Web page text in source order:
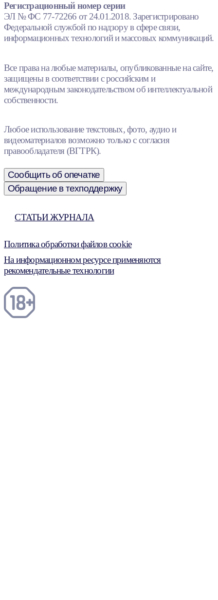
Регистрационный номер серии
ЭЛ № ФС 77-72266 от 24.01.2018. Зарегистрировано
Федеральной службой по надзору в сфере связи,
информационных технологий и массовых коммуникаций.
Все права на любые материалы, опубликованные на сайте,
защищены в соответствии с российским и
международным законодательством об интеллектуальной
собственности.
Любое использование текстовых, фото, аудио и
видеоматериалов возможно только с согласия
правообладателя (ВГТРК).
Сообщить об опечатке
Обращение в техподдержку
СТАТЬИ ЖУРНАЛА
Политика обработки файлов cookie
На информационном ресурсе применяются
рекомендательные технологии